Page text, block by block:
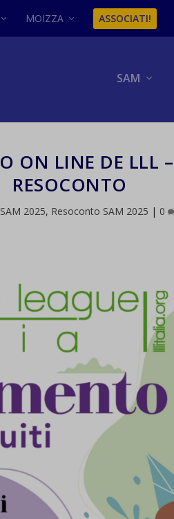
MOIZZA ASSOCIATI!
SAM
ON LINE DE LLL
RESOCONTO
2025, Resoconto SAM 2025 | 0